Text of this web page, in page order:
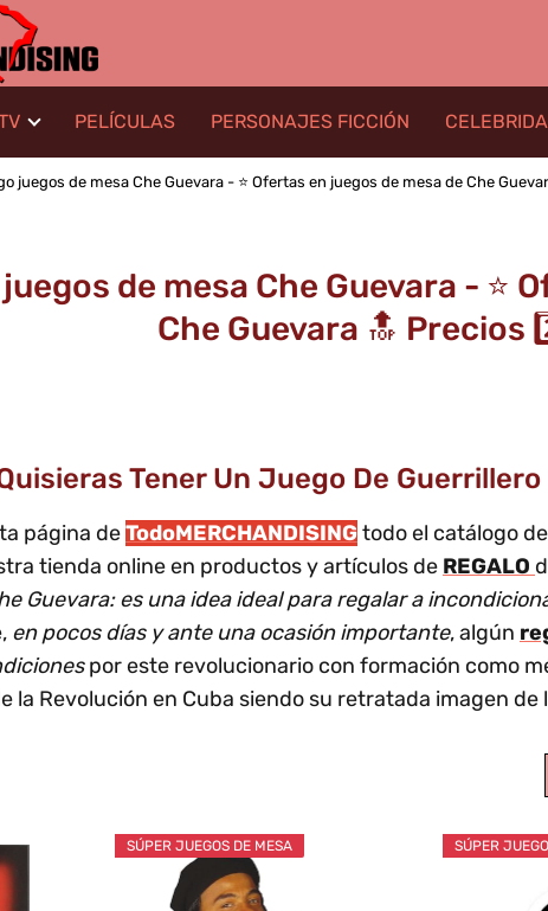
PELÍCULAS PERSONAJES FICCIÓN
juegos de mesa Che Guevara - ⭐️ Ofertas en juegos de mesa de Che
de mesa Che Guevara - ⭐️
Che Guevara 🔝 Precios
Tener Un Juego De
página deTodoMERCHANDISINGtodo el catálogo de
tienda online en productos y artículos de REGALO
Guevara: es una idea ideal para regalar a
en pocos días y ante una ocasión importante, algún
por este revolucionario con formación como
la Revolución en Cuba siendo su retratada imagen
SÚPER JUEGOS DE MESA SÚPER